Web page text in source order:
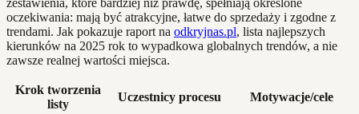
zestawienia, które bardziej niż prawdę, spełniają określone
oczekiwania: mają być atrakcyjne, łatwe do sprzedaży i zgodne z
trendami. Jak pokazuje raport na odkryjnas.pl, lista najlepszych
kierunków na 2025 rok to wypadkowa globalnych trendów, a nie
zawsze realnej wartości miejsca.
Krok tworzenia
listy
Uczestnicy procesu Motywacje/cele